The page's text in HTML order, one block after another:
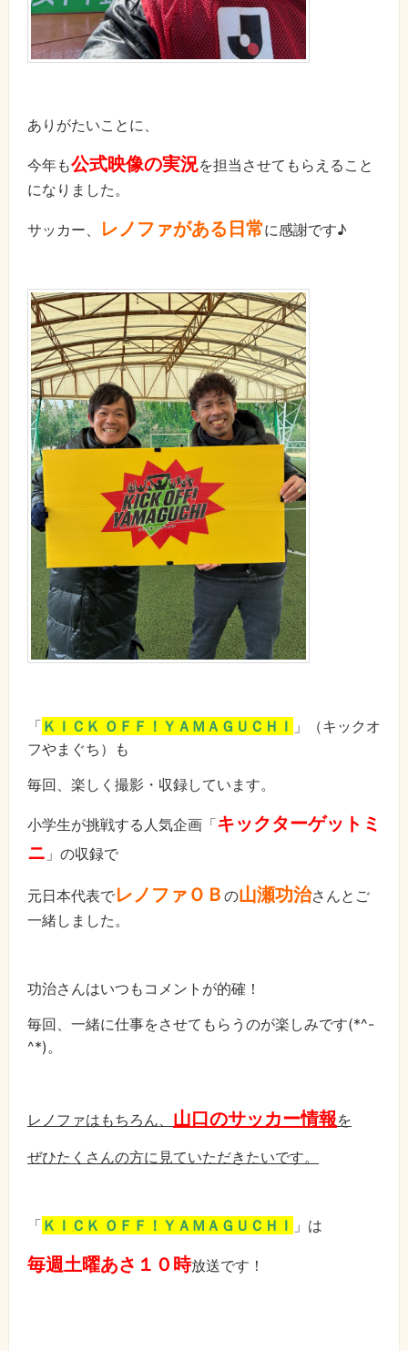
ありがたいことに、
今年も公式映像の実況を担当させてもらえること
になりました。
サッカー、 レノファがある日常に感謝です♪
「 ＫＩＣＫ ＯＦＦ！ＹＡＭＡＧＵＣＨＩ 」（キックオ
フやまぐち）も
毎回、楽しく撮影・収録しています。
小学生が挑戦する人気企画「キックターゲットミ
ニ 」の収録で
元日本代表でレノファＯＢ の山瀬功治さんとご
一緒しました。
功治さんはいつもコメントが的確！
毎回、一緒に仕事をさせてもらうのが楽しみです(*^-
^*)。
レノファはもちろん、 山口のサッカー情報を
ぜひたくさんの方に見ていただきたいです。
「 ＫＩＣＫ ＯＦＦ！ＹＡＭＡＧＵＣＨＩ 」は
毎週土曜あさ１０時放送です！